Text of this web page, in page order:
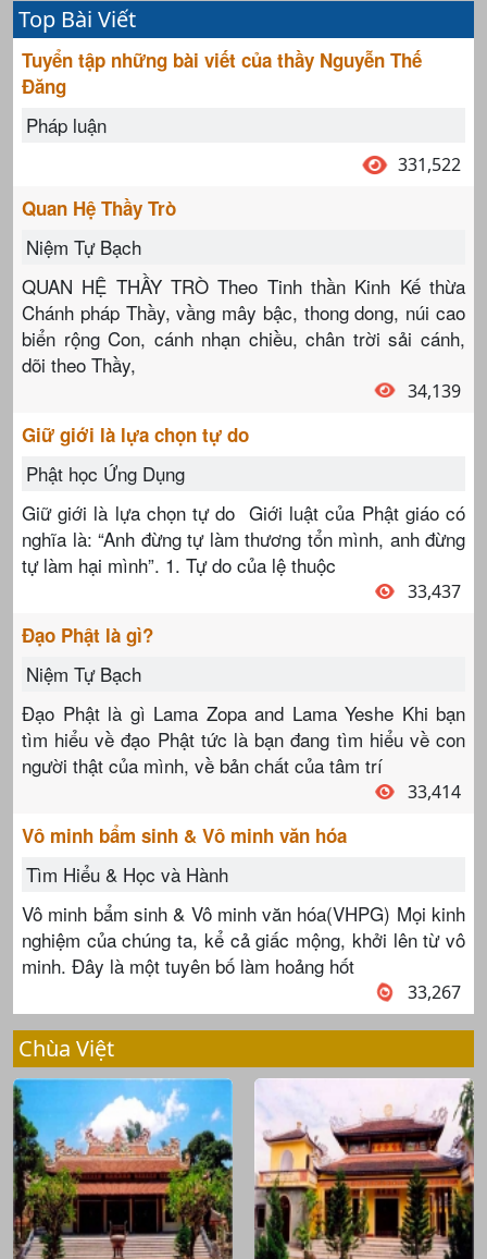
Top Bài Viết
Tuyển tập những bài viết của thầy Nguyễn Thế
Đăng
Pháp luận
331,522
Quan Hệ Thầy Trò
Niệm Tự Bạch
QUAN HỆ THẦY TRÒ Theo Tinh thần Kinh Kế thừa
Chánh pháp Thầy, vầng mây bậc, thong dong, núi cao
biển rộng Con, cánh nhạn chiều, chân trời sải cánh,
dõi theo Thầy,
34,139
Giữ giới là lựa chọn tự do
Phật học Ứng Dụng
Giữ giới là lựa chọn tự do Giới luật của Phật giáo có
nghĩa là: “Anh đừng tự làm thương tổn mình, anh đừng
tự làm hại mình”. 1. Tự do của lệ thuộc
33,437
Đạo Phật là gì?
Niệm Tự Bạch
Đạo Phật là gì Lama Zopa and Lama Yeshe Khi bạn
tìm hiểu về đạo Phật tức là bạn đang tìm hiểu về con
người thật của mình, về bản chất của tâm trí
33,414
Vô minh bẩm sinh & Vô minh văn hóa
Tìm Hiểu & Học và Hành
Vô minh bẩm sinh & Vô minh văn hóa(VHPG) Mọi kinh
nghiệm của chúng ta, kể cả giấc mộng, khởi lên từ vô
minh. Đây là một tuyên bố làm hoảng hốt
33,267
Chùa Việt